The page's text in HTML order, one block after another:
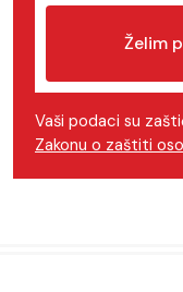
Želim
Vaši podaci su
Zakonu o zaštiti